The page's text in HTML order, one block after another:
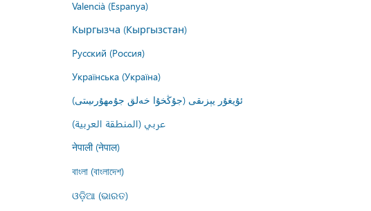
Valencià (Espanya)
Кыргызча (Кыргызстан)
Русский (Россия)
Українська (Україна)
ئۇيغۇر يېزىقى (جۇڭخۇا خەلق جۇمھۇرىيىتى)
عربي (المنطقة العربية)
नेपाली (नेपाल)
বাংলা (বাংলাদেশ)
ଓଡ଼ିଆ (ଭାରତ)